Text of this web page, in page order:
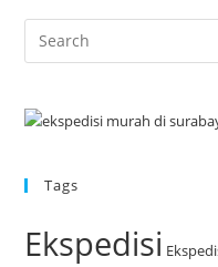
Tags
Ekspedisi